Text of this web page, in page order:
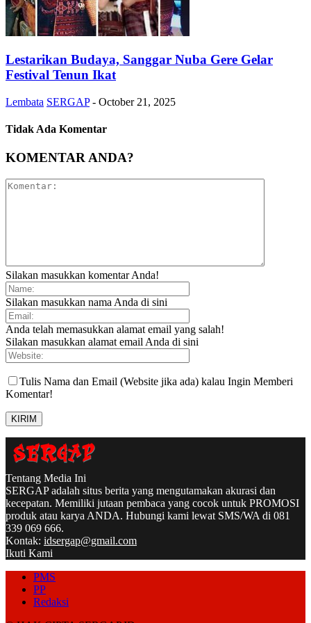
Lestarikan Budaya, Sanggar Nuba Gere Gelar
Festival Tenun Ikat
Lembata SERGAP - October 21, 2025
Tidak Ada Komentar
KOMENTAR ANDA?
Silakan masukkan komentar Anda!
Silakan masukkan nama Anda di sini
Anda telah memasukkan alamat email yang salah!
Silakan masukkan alamat email Anda di sini
Tulis Nama dan Email (Website jika ada) kalau Ingin Memberi
Komentar!
Tentang Media Ini
SERGAP adalah situs berita yang mengutamakan akurasi dan
kecepatan. Memiliki jutaan pembaca yang cocok untuk PROMOSI
produk atau karya ANDA. Hubungi kami lewat SMS/WA di 081
339 069 666.
Kontak: idsergap@gmail.com
Ikuti Kami
PMS
PP
Redaksi